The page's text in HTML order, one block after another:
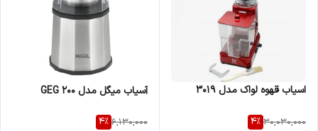
اسیاب قهوه لواک مدل 3019
30,030,000
4%
آسیاب میگل مدل GEG 200
6,130,000
4%